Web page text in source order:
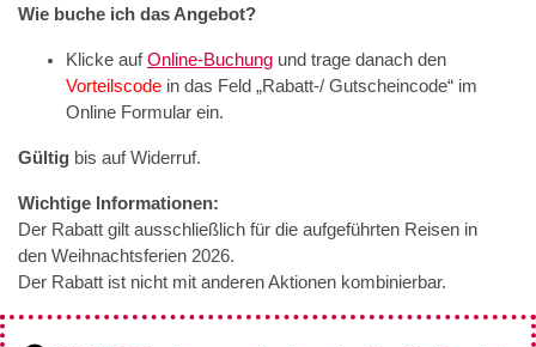
Wie buche ich das Angebot?
Klicke aufOnline-Buchung und trage danach den
Vorteilscode in das Feld „Rabatt-/ Gutscheincode“ im
Online Formular ein.
Gültig bis auf Widerruf.
Wichtige Informationen:
Der Rabatt gilt ausschließlich für die aufgeführten Reisen in
den Weihnachtsferien 2026.
Der Rabatt ist nicht mit anderen Aktionen kombinierbar.